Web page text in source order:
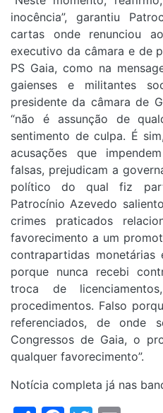
inocência”, garantiu
cartas onde renunciou
executivo da câmara e de
PS Gaia, como na
gaienses e militantes
presidente da câmara de
“não é assunção de
sentimento de culpa. É
acusações que
falsas, prejudicam a
político do qual fiz
Patrocínio Azevedo
crimes praticados
favorecimento a um
contrapartidas monetárias
porque nunca recebi
troca de
procedimentos. Falso
referenciados, de onde
Congressos de Gaia, o
qualquer favorecimento”.
Notícia completa já nas